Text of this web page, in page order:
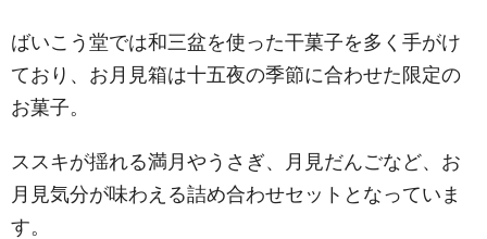
ばいこう堂では和三盆を使った干菓子を多く手がけ
ており、お月見箱は十五夜の季節に合わせた限定の
お菓子。
ススキが揺れる満月やうさぎ、月見だんごなど、お
月見気分が味わえる詰め合わせセットとなっていま
す。